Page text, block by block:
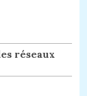
réseaux